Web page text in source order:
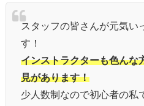
スタッフの皆さんが元気い
す！
インストラクターも色んな
見があります！
少人数制なので初心者の私